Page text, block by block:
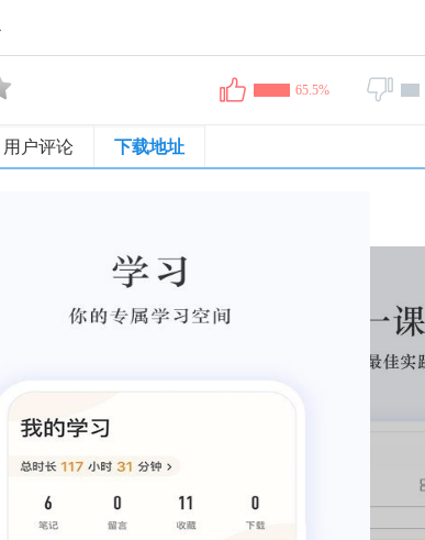
65.5%
用户评论 下载地址